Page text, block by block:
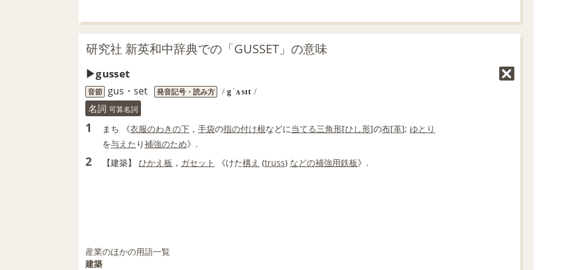
研究社 新英和中辞典での「GUSSET」の意味
gusset
音節 gus・set 発音記号・読み方 / gˈʌsɪt /
名詞 可算名詞
1 まち 《衣服のわきの下 ， 手袋の指の付け根などに当てる三角形[ひし形]の布[革]; ゆとり
を与えた り補強のため》.
2 【建築】 ひかえ 板 ， ガセット 《けた構え (truss) などの補強用鉄板》.
産業のほかの用語一覧
建築